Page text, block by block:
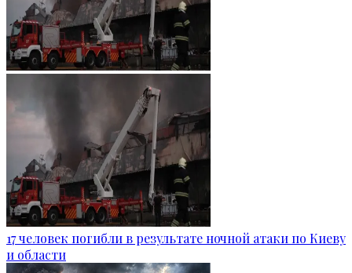
17 человек погибли в результате ночной атаки по Киеву
и области